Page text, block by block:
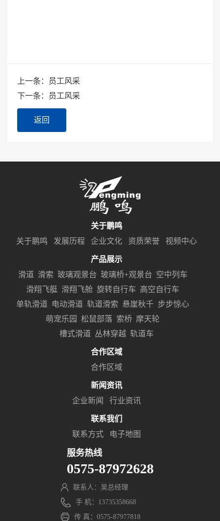
上一条：员工风采
下一条：员工风采
返回
关于鹏鸣
关于鹏鸣
发展历程 企业文化 资质荣誉 视频中心
产品展示
滑道 滑索 玻璃观景台 玻璃桥+观景台 空中列车
滑翔飞艇 滑翔飞舱 旋转自行车 高空自行车
单轨滑道
电动滑道 轨道滑索 悬崖秋千 步步惊心
萌宠乐园
松鼠部落 索桥 摩天轮
槽式滑道 丛林穿越 轨道车
合作区域
合作区域
新闻资讯
企业新闻
行业资讯
联系我们
联系方式
电子地图
服务热线
0575-87972628
联系人：吴总经理
手 机：13735358668
传 真：0575-87977818